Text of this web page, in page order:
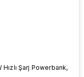
Şarj Powerbank,